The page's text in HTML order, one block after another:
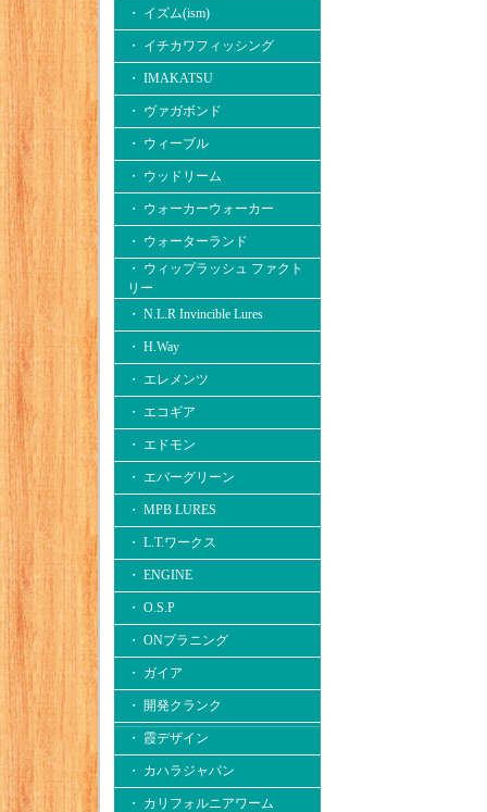
・ イズム(ism)
・ イチカワフィッシング
・ IMAKATSU
・ ヴァガボンド
・ ウィーブル
・ ウッドリーム
・ ウォーカーウォーカー
・ ウォーターランド
・ ウィップラッシュ ファクト
リー
・ N.L.R Invincible Lures
・ H.Way
・ エレメンツ
・ エコギア
・ エドモン
・ エバーグリーン
・ MPB LURES
・ L.T.ワークス
・ ENGINE
・ O.S.P
・ ONプラニング
・ ガイア
・ 開発クランク
・ 霞デザイン
・ カハラジャパン
・ カリフォルニアワーム